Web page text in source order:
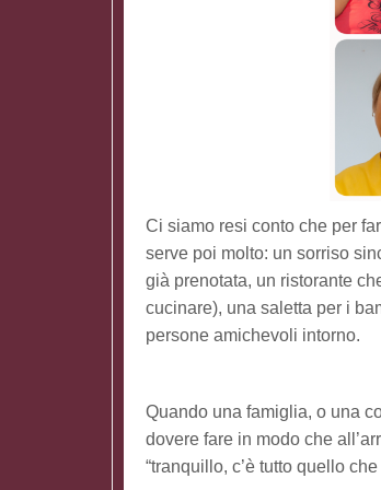
Ci siamo resi conto che per
serve poi molto: un sorriso
già prenotata, un ristorante
cucinare), una saletta per i
persone amichevoli intorno.
Quando una famiglia, o una
dovere fare in modo che
“tranquillo, c’è tutto quello